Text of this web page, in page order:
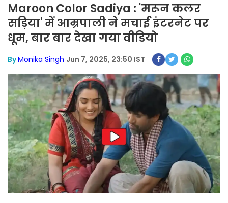
Maroon Color Sadiya : 'मरून कलर
सड़िया' में आम्रपाली ने मचाई इंटरनेट पर
धूम, बार बार देखा गया वीडियो
ByMonika Singh Jun 7, 2025, 23:50 IST